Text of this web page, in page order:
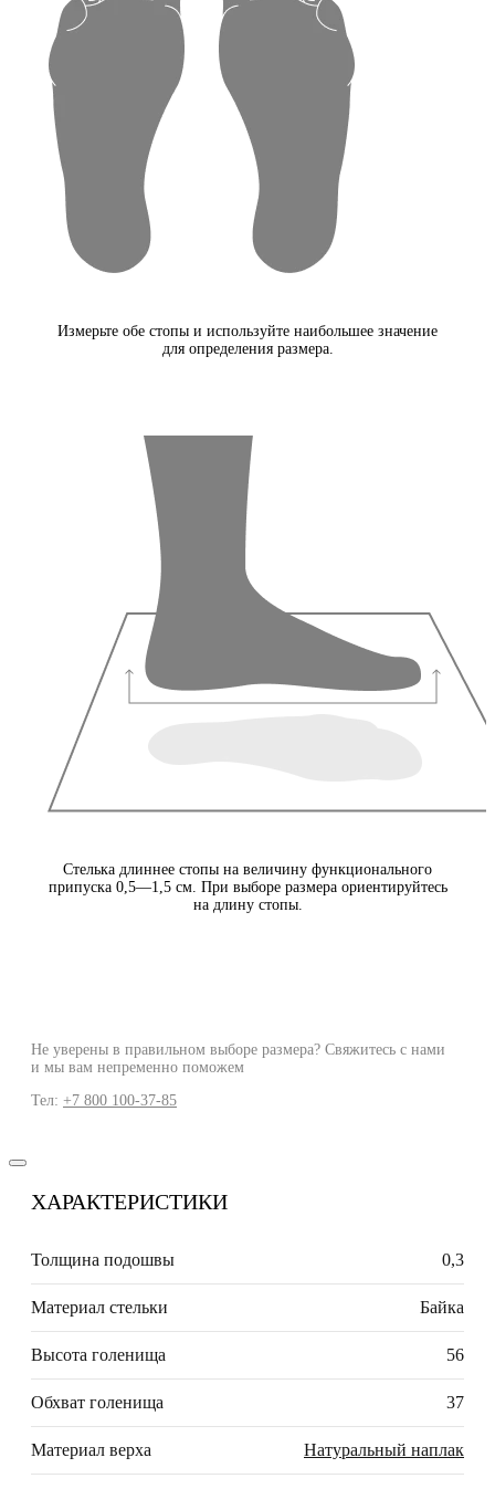
Измерьте обе стопы и используйте наибольшее значение
для определения размера.
Стелька длиннее стопы на величину функционального
припуска 0,5—1,5 см. При выборе размера ориентируйтесь
на длину стопы.
Не уверены в правильном выборе размера? Свяжитесь с нами
и мы вам непременно поможем
Тел: +7 800 100-37-85
ХАРАКТЕРИСТИКИ
Толщина подошвы 0,3
Материал стельки Байка
Высота голенища 56
Обхват голенища 37
Материал верха Натуральный наплак